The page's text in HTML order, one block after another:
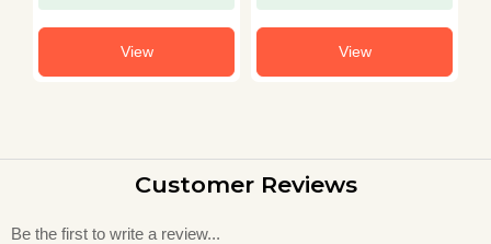
View View
Customer Reviews
Be the first to write a review...